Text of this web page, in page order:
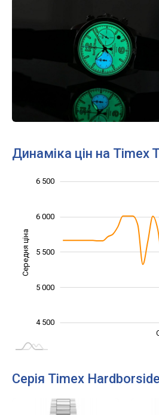
Динаміка цін на Timex
Середня ціна 4 500
4 500
5 000
5 500
6 000
6 500
Серія Timex Hardborside